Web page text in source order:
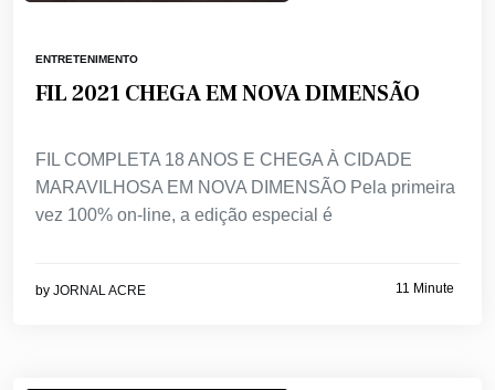
ENTRETENIMENTO
FIL 2021 CHEGA EM NOVA DIMENSÃO
FIL COMPLETA 18 ANOS E CHEGA À CIDADE
MARAVILHOSA EM NOVA DIMENSÃO Pela primeira
vez 100% on-line, a edição especial é
by JORNAL ACRE 11 Minute